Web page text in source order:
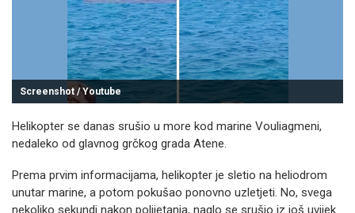
Screenshot / Youtube
Helikopter se danas srušio u more kod marine Vouliagmeni,
nedaleko od glavnog grčkog grada Atene.
Prema prvim informacijama, helikopter je sletio na heliodrom
unutar marine, a potom pokušao ponovno uzletjeti. No, svega
nekoliko sekundi nakon polijetanja, naglo se srušio iz još uvijek